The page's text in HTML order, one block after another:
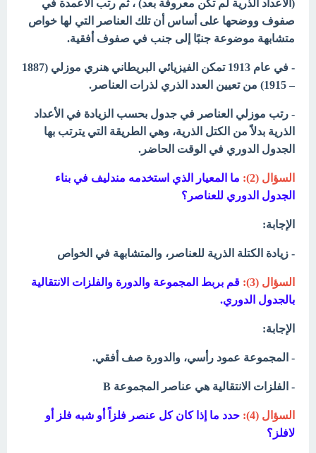
(الأعداد الذرية لم تكن معروفة بعد) ، ثم رتب الأعمدة في
صفوف ووضحها على أساس أن تلك العناصر التي لها خواص
متشابهة موضوعة جنبًا إلى جنب في صفوف أفقية.
- في عام 1913 تمكن الفيزيائي البريطاني هنري موزلي (1887
– 1915) من تعيين العدد الذري لذرات العناصر.
- رتب موزلي العناصر في جدول بحسب الزيادة في الأعداد
الذرية بدلاً من الكتل الذرية، وهي الطريقة التي يترتب بها
الجدول الدوري في الوقت الحاضر.
السؤال (2):
ما المعيار الذي استخدمه مندليف في بناء
الجدول الدوري للعناصر؟
الإجابة:
- زيادة الكتلة الذرية للعناصر، والمتشابهة في الخواص
السؤال (3):
قم بربط المجموعة والدورة والفلزات الانتقالية
بالجدول الدوري.
الإجابة:
- المجموعة عمود رأسي، والدورة صف أفقي.
- الفلزات الانتقالية هي عناصر المجموعة B
السؤال (4):
حدد ما إذا كان كل عنصر فلزاً أو شبه فلز أو
لافلز؟